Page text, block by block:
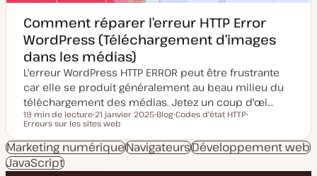
Comment réparer l’erreur HTTP Error
WordPress (Téléchargement d’images
dans les médias)
L'erreur WordPress HTTP ERROR peut être frustrante
car elle se produit généralement au beau milieu du
téléchargement des médias. Jetez un coup d'œi…
Temps de lecture
19 min de lecture
D
t
e
e
21 janvier 2025
p
e
e
Blog
j
e
Codes d'état HTTP
j
e
Erreurs sur les sites web
Marketing numériqueNavigateursDéveloppement web
JavaScript